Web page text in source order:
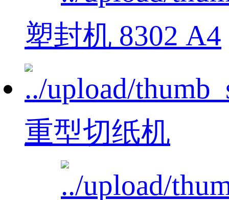
塑封机 8302 A4
重型切纸机